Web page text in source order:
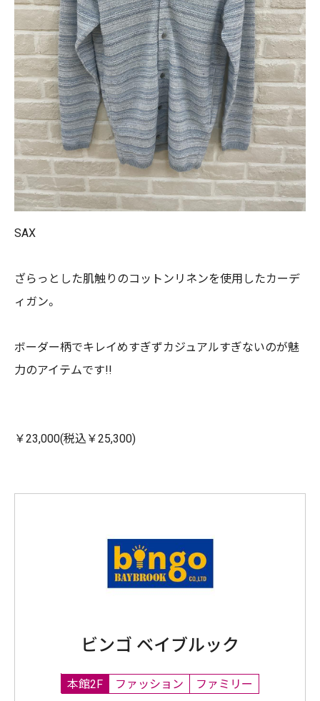
SAX
ざらっとした肌触りのコットンリネンを使用したカーデ
ィガン。
ボーダー柄でキレイめすぎずカジュアルすぎないのが魅
力のアイテムです!!
￥23,000(税込￥25,300)
ビンゴ ベイブルック
本館2F ファッション ファミリー